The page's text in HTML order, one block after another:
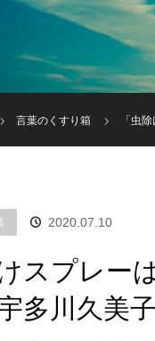
言葉のくすり箱 「虫
2020.07.10
けスプレー
多川久美